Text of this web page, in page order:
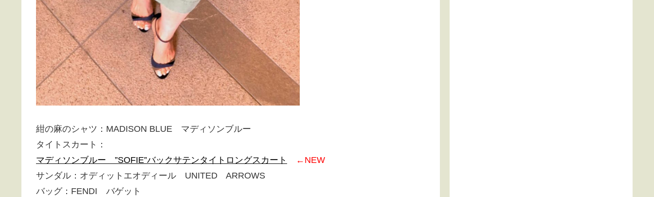
紺の麻のシャツ：MADISON BLUE マディソンブルー
タイトスカート：
マディソンブルー ”SOFIE”バックサテンタイトロングスカート
←NEW
サンダル：オディットエオディール UNITED ARROWS
バッグ：FENDI バゲット